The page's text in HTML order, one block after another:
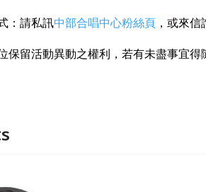
：請私訊中部合唱中心粉絲頁 ，或來
保留活動異動之權利，若有未盡事宜得